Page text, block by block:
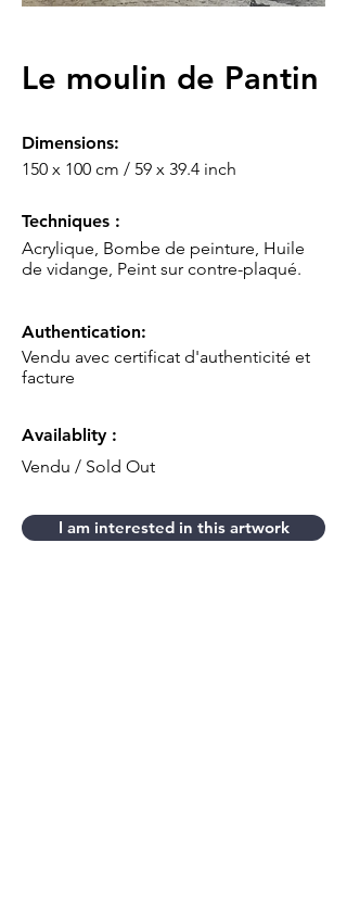
Le moulin de Pantin
Dimensions:
150 x 100 cm / 59 x 39.4 inch
Techniques :
Acrylique, Bombe de peinture, Huile
de vidange, Peint sur contre-plaqué.
Authentication:
Vendu avec certificat d'authenticité et
facture
Availablity :
Vendu / Sold Out
I am interested in this artwork